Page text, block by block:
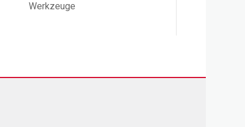
Werkzeuge